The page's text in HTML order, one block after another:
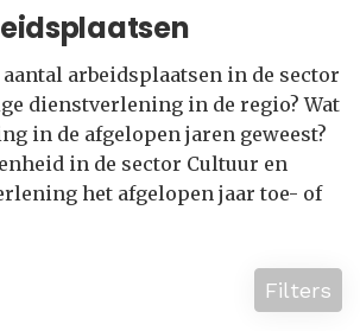
arbeidsplaatsen in de sector
dienstverlening in de regio? Wat
in de afgelopen jaren geweest?
in de sector Cultuur en
het afgelopen jaar toe- of
Filters